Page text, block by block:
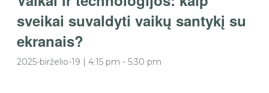
sveikai suvaldyti vaikų santykį su
ekranais?
2025-birželio-19 | 4:15 pm - 5:30 pm